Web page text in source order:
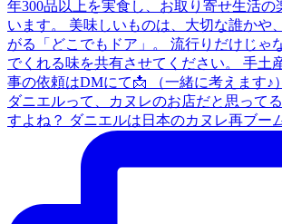
ダニエルって、カヌレのお店だと思って
すよね？ ダニエルは日本のカヌレ再ブー